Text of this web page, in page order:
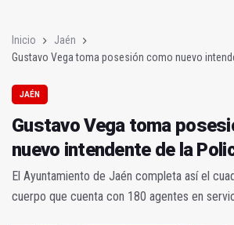
Inicio
Jaén
Gustavo Vega toma posesión como nuevo
JAÉN
Gustavo Vega toma
nuevo intendente de la
El Ayuntamiento de Jaén completa así el
cuerpo que cuenta con 180 agentes en